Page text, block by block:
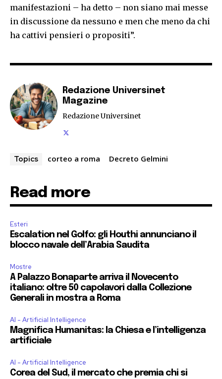
manifestazioni – ha detto – non siano mai messe
in discussione da nessuno e men che meno da chi
ha cattivi pensieri o propositi”.
Redazione Universinet
Magazine
Redazione Universinet
Topics corteo a roma Decreto Gelmini
Read more
Esteri
Escalation nel Golfo: gli Houthi annunciano il
blocco navale dell’Arabia Saudita
Mostre
A Palazzo Bonaparte arriva il Novecento
italiano: oltre 50 capolavori dalla Collezione
Generali in mostra a Roma
AI - Artificial Intelligence
Magnifica Humanitas: la Chiesa e l’intelligenza
artificiale
AI - Artificial Intelligence
Corea del Sud, il mercato che premia chi si